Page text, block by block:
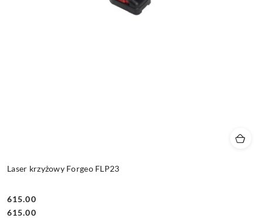
Laser krzyżowy Forgeo FLP23
Cena:
615.00
Cena:
615.00